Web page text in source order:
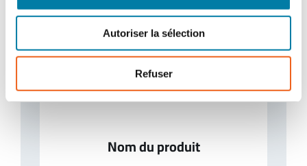
Autoriser la sélection
Refuser
Nom du produit
Voir
Nom du produit